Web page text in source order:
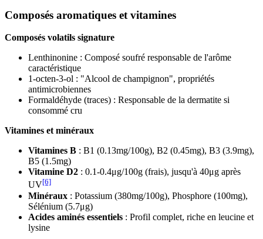
Composés aromatiques et vitamines
Composés volatils signature
Lenthinonine : Composé soufré responsable de l'arôme
caractéristique
1-octen-3-ol : "Alcool de champignon", propriétés
antimicrobiennes
Formaldéhyde (traces) : Responsable de la dermatite si
consommé cru
Vitamines et minéraux
Vitamines B : B1 (0.13mg/100g), B2 (0.45mg), B3 (3.9mg),
B5 (1.5mg)
Vitamine D2 : 0.1-0.4μg/100g (frais), jusqu'à 40μg après
UV[6]
Minéraux : Potassium (380mg/100g), Phosphore (100mg),
Sélénium (5.7μg)
Acides aminés essentiels : Profil complet, riche en leucine et
lysine